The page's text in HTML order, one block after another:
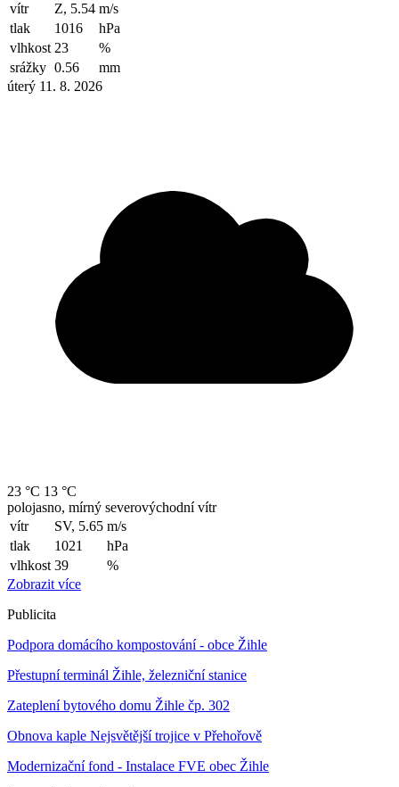
vítr
Z, 5.54 m/s
tlak
1016
hPa
vlhkost 23
%
srážky 0.56
mm
úterý 11. 8. 2026
23 °C 13 °C
polojasno, mírný severovýchodní vítr
vítr
SV, 5.65 m/s
tlak
1021
hPa
vlhkost 39
%
Zobrazit více
Publicita
Podpora domácího kompostování - obce Žihle
Přestupní terminál Žihle, železniční stanice
Zateplení bytového domu Žihle čp. 302
Obnova kaple Nejsvětější trojice v Přehořově
Modernizační fond - Instalace FVE obec Žihle